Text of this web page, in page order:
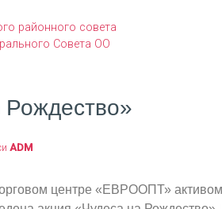
районного совета
Совета ОО
ADM
центре «ЕВРООПТ»